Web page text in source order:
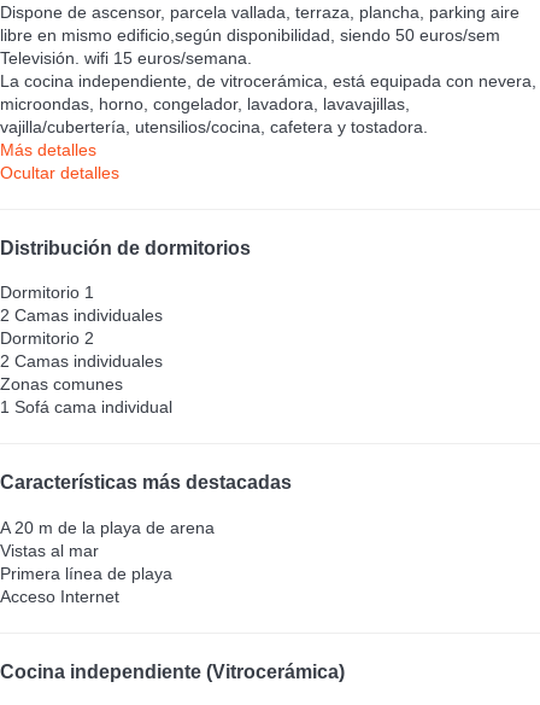
Dispone de ascensor, parcela vallada, terraza, plancha, parking aire
libre en mismo edificio,según disponibilidad, siendo 50 euros/sem
Televisión. wifi 15 euros/semana.
La cocina independiente, de vitrocerámica, está equipada con nevera,
microondas, horno, congelador, lavadora, lavavajillas,
vajilla/cubertería, utensilios/cocina, cafetera y tostadora.
Más detalles
Ocultar detalles
Distribución de dormitorios
Dormitorio 1
2 Camas individuales
Dormitorio 2
2 Camas individuales
Zonas comunes
1 Sofá cama individual
Características más destacadas
A 20 m de la playa de arena
Vistas al mar
Primera línea de playa
Acceso Internet
Cocina independiente (Vitrocerámica)